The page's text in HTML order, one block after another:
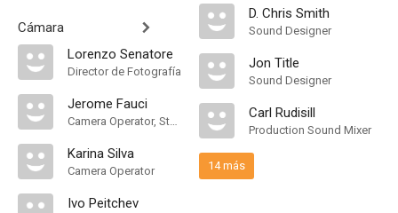
Cámara
Lorenzo Senatore
Director de Fotografía
Jerome Fauci
Camera Operator, Steadicam Operator
Karina Silva
Camera Operator
Ivo Peitchev
D. Chris Smith
Sound Designer
Jon Title
Sound Designer
Carl Rudisill
Production Sound Mixer
14 más